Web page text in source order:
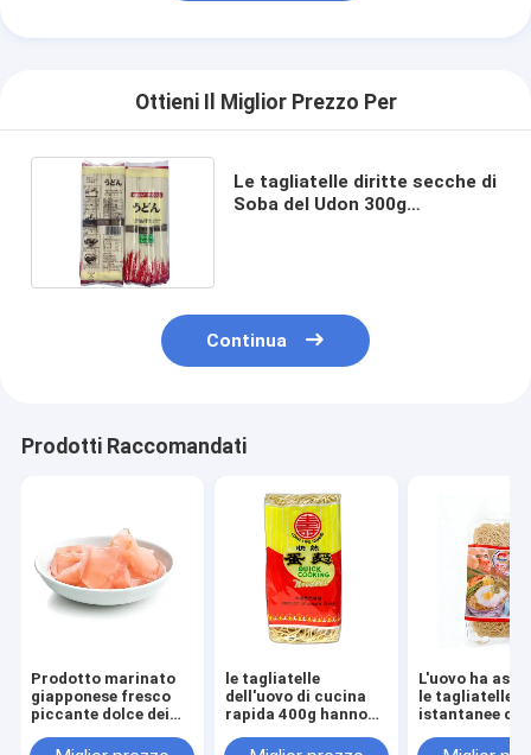
Ottieni Il Miglior Prezzo Per
Le tagliatelle diritte secche di
Soba del Udon 300g
Continua
Prodotti Raccomandati
Prodotto marinato
giapponese fresco
piccante dolce dei
Sliced And Strip For
le tagliatelle
dell'uovo di cucina
rapida 400g hanno
Instant Halal
L'uovo ha
le tagliatelle
istantanee
ammassa